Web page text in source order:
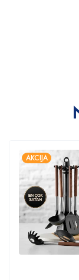
AKCIJA